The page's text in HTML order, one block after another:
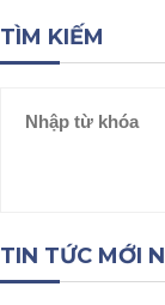
TÌM KIẾM
TIN TỨC MỚI